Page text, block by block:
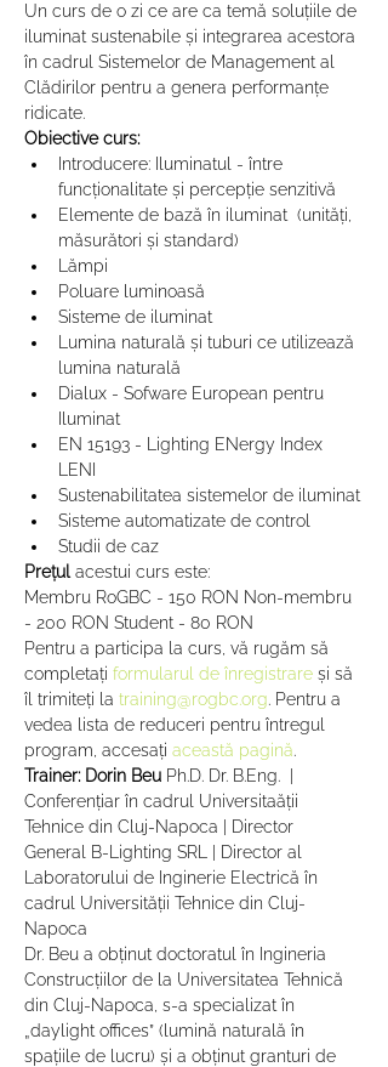
Un curs de o zi ce are ca temă soluțiile de
iluminat sustenabile și integrarea acestora
în cadrul Sistemelor de Management al
Clădirilor pentru a genera performanțe
ridicate.
Obiective curs:
Introducere: Iluminatul - între
funcționalitate și percepție senzitivă
Elemente de bază în iluminat  (unități,
măsurători și standard)
Lămpi
Poluare luminoasă
Sisteme de iluminat
Lumina naturală și tuburi ce utilizează
lumina naturală
Dialux - Sofware European pentru
Iluminat
EN 15193 - Lighting ENergy Index
LENI
Sustenabilitatea sistemelor de iluminat
Sisteme automatizate de control
Studii de caz
Prețul acestui curs este:
Membru RoGBC - 150 RON Non-membru
- 200 RON Student - 80 RON
Pentru a participa la curs, vă rugăm să
completați formularul de înregistrare și să
îl trimiteți la training@rogbc.org. Pentru a
vedea lista de reduceri pentru întregul
program, accesați această pagină.
Trainer: Dorin Beu Ph.D. Dr. B.Eng.  |
Conferențiar în cadrul Universitaății
Tehnice din Cluj-Napoca | Director
General B-Lighting SRL | Director al
Laboratorului de Inginerie Electrică în
cadrul Universității Tehnice din Cluj-
Napoca
Dr. Beu a obținut doctoratul în Ingineria
Construcțiilor de la Universitatea Tehnică
din Cluj-Napoca, s-a specializat în
„daylight offices” (lumină naturală în
spațiile de lucru) și a obținut granturi de